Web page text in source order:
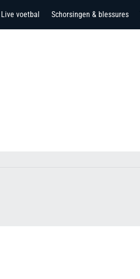
Live voetbal Schorsingen & blessures